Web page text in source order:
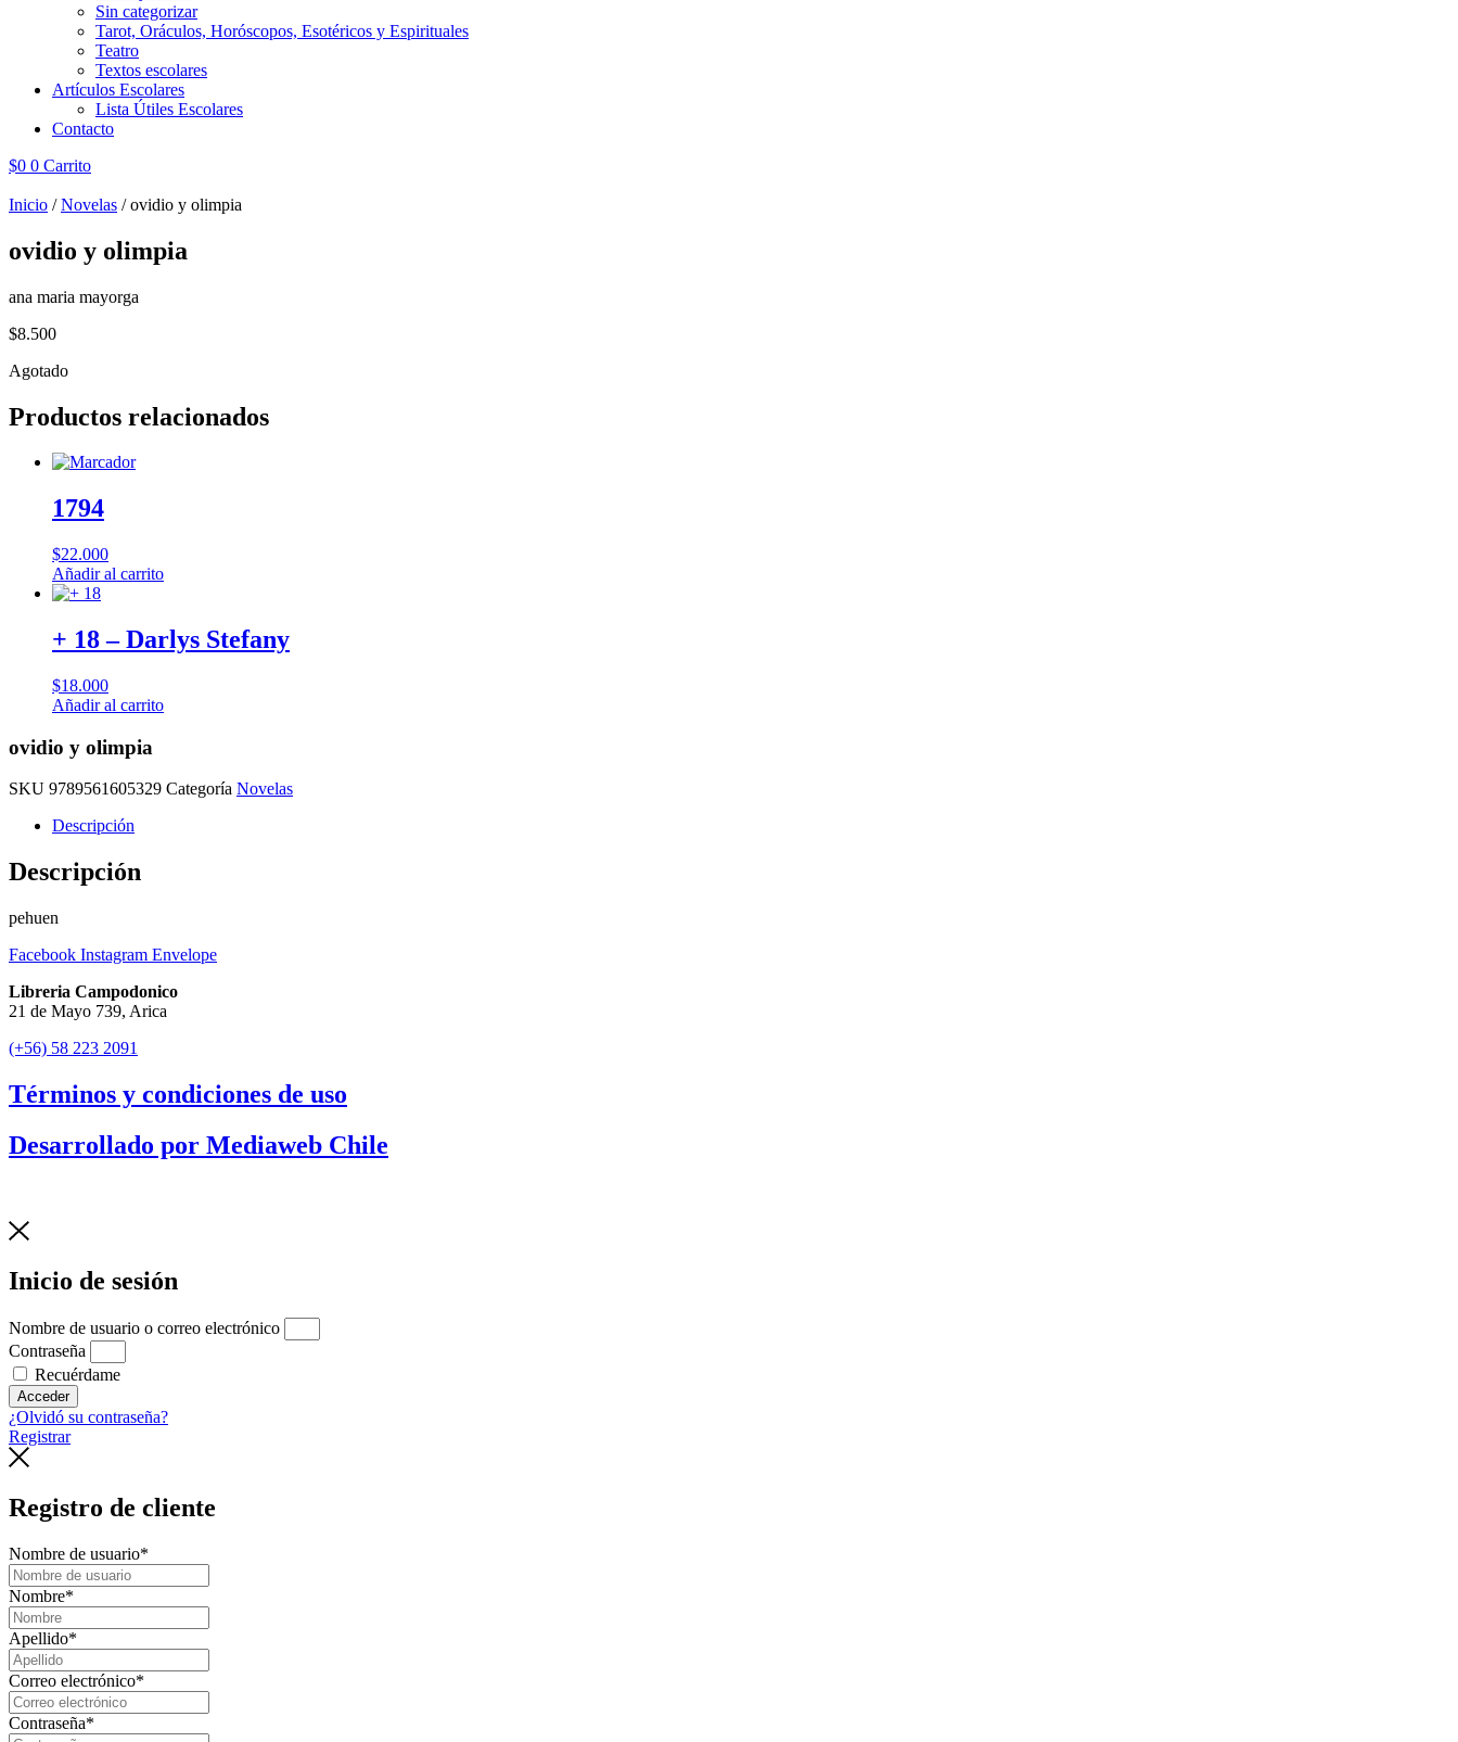
Sin categorizar
Tarot, Oráculos, Horóscopos, Esotéricos y Espirituales
Teatro
Textos escolares
Artículos Escolares
Lista Útiles Escolares
Contacto
$0 0 Carrito
Inicio /Novelas / ovidio y olimpia
ovidio y olimpia
ana maria mayorga
$8.500
Agotado
Productos relacionados
1794
$22.000
Añadir al carrito
+ 18 – Darlys Stefany
$18.000
Añadir al carrito
ovidio y olimpia
SKU 9789561605329 Categoría Novelas
Descripción
Descripción
pehuen
Facebook Instagram Envelope
Libreria Campodonico
21 de Mayo 739, Arica
(+56) 58 223 2091
Términos y condiciones de uso
Desarrollado por Mediaweb Chile
Inicio de sesión
Nombre de usuario o correo electrónico
Contraseña
Recuérdame
Acceder
¿Olvidó su contraseña?
Registrar
Registro de cliente
Nombre de usuario*
Nombre*
Apellido*
Correo electrónico*
Contraseña*